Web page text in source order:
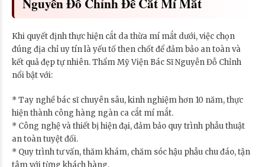
Khi quyết định thực hiện cắt da thừa mí mắt dưới, việc chọn
đúng địa chỉ uy tín là yếu tố then chốt để đảm bảo an toàn và
kết quả đẹp tự nhiên. Thẩm Mỹ Viện Bác Sĩ Nguyễn Đỗ Chỉnh
nổi bật với:
* Tay nghề bác sĩ chuyên sâu, kinh nghiệm hơn 10 năm, thực
hiện thành công hàng ngàn ca cắt mí mắt.
* Công nghệ và thiết bị hiện đại, đảm bảo quy trình phẫu thuật
an toàn tuyệt đối.
* Quy trình tư vấn, thăm khám, chăm sóc hậu phẫu chu đáo, tận